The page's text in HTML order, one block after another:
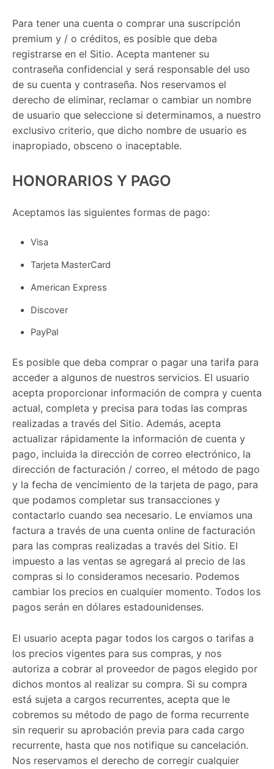
Para tener una cuenta o comprar una suscripción
premium y / o créditos, es posible que deba
registrarse en el Sitio. Acepta mantener su
contraseña confidencial y será responsable del uso
de su cuenta y contraseña. Nos reservamos el
derecho de eliminar, reclamar o cambiar un nombre
de usuario que seleccione si determinamos, a nuestro
exclusivo criterio, que dicho nombre de usuario es
inapropiado, obsceno o inaceptable.
HONORARIOS Y PAGO
Aceptamos las siguientes formas de pago:
Visa
Tarjeta MasterCard
American Express
Discover
PayPal
Es posible que deba comprar o pagar una tarifa para
acceder a algunos de nuestros servicios. El usuario
acepta proporcionar información de compra y cuenta
actual, completa y precisa para todas las compras
realizadas a través del Sitio. Además, acepta
actualizar rápidamente la información de cuenta y
pago, incluida la dirección de correo electrónico, la
dirección de facturación / correo, el método de pago
y la fecha de vencimiento de la tarjeta de pago, para
que podamos completar sus transacciones y
contactarlo cuando sea necesario. Le enviamos una
factura a través de una cuenta online de facturación
para las compras realizadas a través del Sitio. El
impuesto a las ventas se agregará al precio de las
compras si lo consideramos necesario. Podemos
cambiar los precios en cualquier momento. Todos los
pagos serán en dólares estadounidenses.
El usuario acepta pagar todos los cargos o tarifas a
los precios vigentes para sus compras, y nos
autoriza a cobrar al proveedor de pagos elegido por
dichos montos al realizar su compra. Si su compra
está sujeta a cargos recurrentes, acepta que le
cobremos su método de pago de forma recurrente
sin requerir su aprobación previa para cada cargo
recurrente, hasta que nos notifique su cancelación.
Nos reservamos el derecho de corregir cualquier